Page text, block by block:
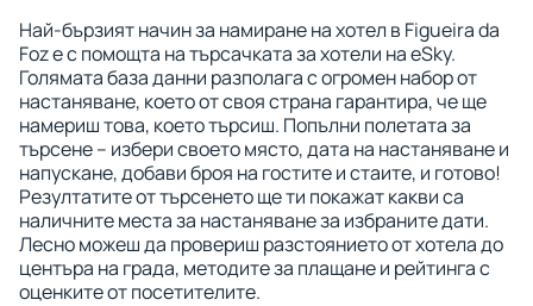
Най-бързият начин за намиране на хотел в Figueira da
Foz е с помощта на търсачката за хотели на eSky.
Голямата база данни разполага с огромен набор от
настаняване, което от своя страна гарантира, че ще
намериш това, което търсиш. Попълни полетата за
търсене – избери своето място, дата на настаняване и
напускане, добави броя на гостите и стаите, и готово!
Резултатите от търсенето ще ти покажат какви са
наличните места за настаняване за избраните дати.
Лесно можеш да провериш разстоянието от хотела до
центъра на града, методите за плащане и рейтинга с
оценките от посетителите.